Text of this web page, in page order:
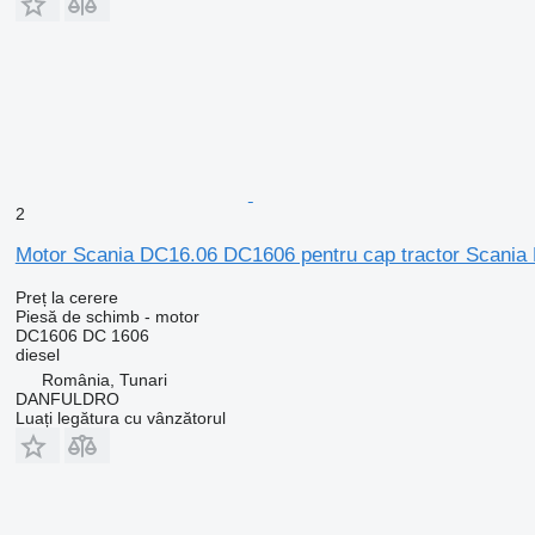
2
Motor Scania DC16.06 DC1606 pentru cap tractor Scania
Preț la cerere
Piesă de schimb - motor
DC1606 DC 1606
diesel
România, Tunari
DANFULDRO
Luați legătura cu vânzătorul